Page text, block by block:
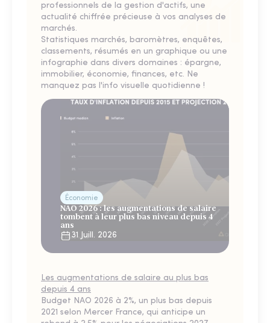
professionnels de la gestion d'actifs, une
actualité chiffrée précieuse à vos analyses de
marchés.
Statistiques marchés, baromètres, enquêtes,
classements, résumés en un graphique ou une
infographie dans divers domaines : épargne,
immobilier, économie, finances, etc. Ne
manquez pas l'info visuelle quotidienne !
Économie
NAO 2026 : les augmentations de salaire
tombent à leur plus bas niveau depuis 4
ans
31 Juill. 2026
Les augmentations de salaire au plus bas
depuis 4 ans
Budget NAO 2026 à 2%, un plus bas depuis
2021 selon Mercer France, qui anticipe un